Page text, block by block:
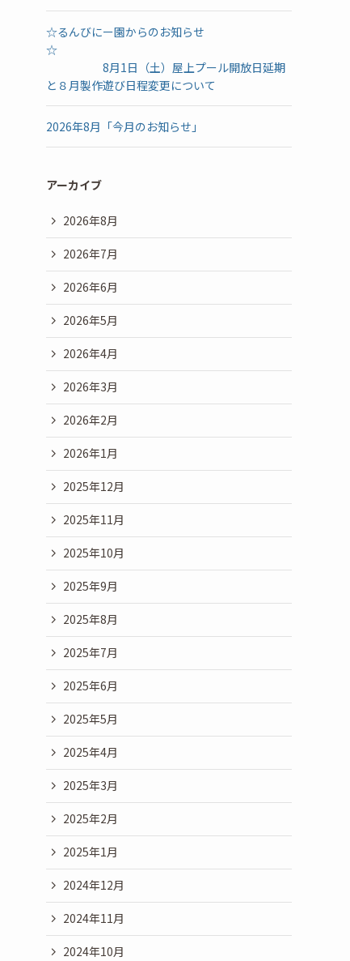
☆るんびにー園からのお知らせ
☆
8月1日（土）屋上プール開放日延期
と８月製作遊び日程変更について
2026年8月「今月のお知らせ」
アーカイブ
2026年8月
2026年7月
2026年6月
2026年5月
2026年4月
2026年3月
2026年2月
2026年1月
2025年12月
2025年11月
2025年10月
2025年9月
2025年8月
2025年7月
2025年6月
2025年5月
2025年4月
2025年3月
2025年2月
2025年1月
2024年12月
2024年11月
2024年10月